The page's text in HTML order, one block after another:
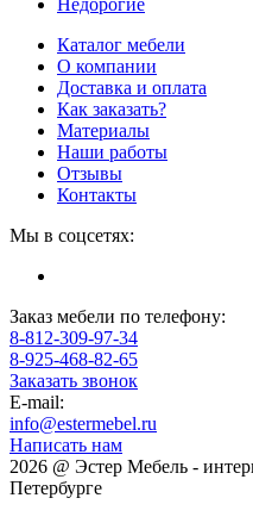
Каталог мебели
О компании
Доставка и оплата
Как заказать?
Материалы
Наши работы
Отзывы
Контакты
Мы в соцсетях:
Заказ мебели по телефону:
8-812-309-97-34
8-925-468-82-65
Заказать звонок
E-mail:
info@estermebel.ru
Написать нам
2026 @ Эстер Мебель -
Петербурге